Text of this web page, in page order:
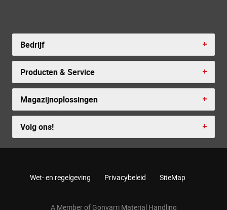
Bedrijf
Producten & Service
Magazijnoplossingen
Volg ons!
Wet- en regelgeving Privacybeleid SiteMap
A Member of Gonvarri Material Handling